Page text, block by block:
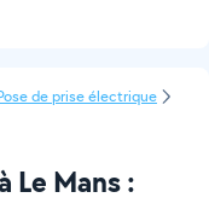
de prise électrique
Le Mans :